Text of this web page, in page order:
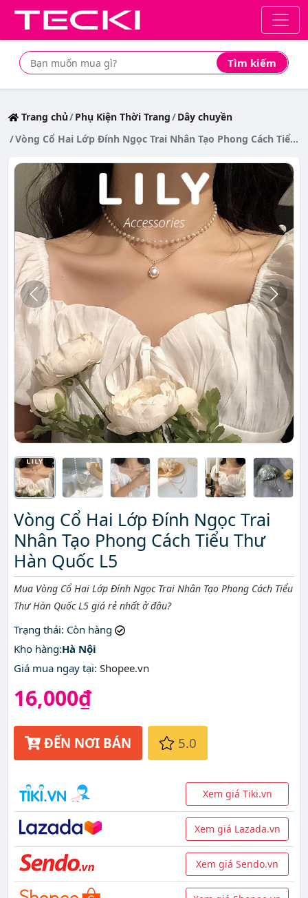
Tìm kiếm
Tìm mua sản phẩm giá rẻ nhất
Trang chủ Phụ Kiện Thời Trang
Dây chuyền
Vòng Cổ Hai Lớp Đính Ngọc Trai Nhân Tạo Phong Cách Tiểu Thư Hàn Quốc L5
Vòng Cổ Hai Lớp Đính Ngọc Trai
Nhân Tạo Phong Cách Tiểu Thư
Hàn Quốc L5
Mô tả ngắn
Mua Vòng Cổ Hai Lớp Đính Ngọc Trai Nhân Tạo Phong Cách Tiểu
Thư Hàn Quốc L5 giá rẻ nhất ở đâu?
Trạng thái: Còn hàng
Kho hàng:Hà Nội
Giá mua ngay tại: Shopee.vn
16,000₫
ĐẾN NƠI BÁN 5.0
Xem giá Tiki.vn
Xem giá Lazada.vn
Xem giá Sendo.vn